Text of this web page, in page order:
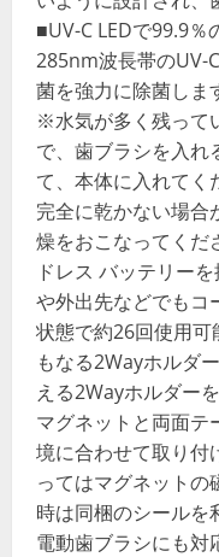
■UV-C LEDで99.9％
285nm波長帯のUV-
菌を強力に除菌しま
※水気が多く残って
で、歯ブラシを入れ
て、本体に入れて
完全に乾かない場合
燥をおこなってくだ
ドレス バッテリー
や外出先などでもコ
状態で約26回使用
もなる2Wayホルダ
える2Wayホルダー
マグネットと両面テ
境に合わせて取り
ってはマグネット
時は同梱のシールを
電動歯ブラシにも対